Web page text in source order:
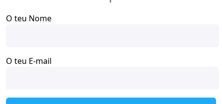
O teu Nome
O teu E-mail